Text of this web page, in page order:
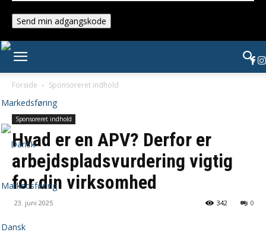
Dansk
Forside Sponsoreret indhold
Sponsoreret indhold
Hvad er en APV? Derfor er
arbejdspladsvurdering vigtig
for din virksomhed
23. juni 2025 0
342